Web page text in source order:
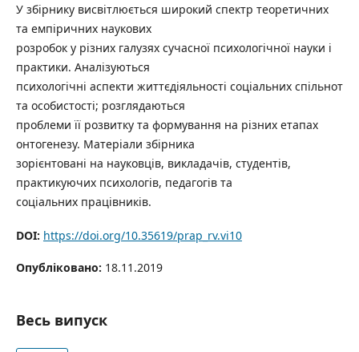
У збірнику висвітлюється широкий спектр теоретичних
та емпіричних наукових
розробок у різних галузях сучасної психологічної науки і
практики. Аналізуються
психологічні аспекти життєдіяльності соціальних спільнот
та особистості; розглядаються
проблеми її розвитку та формування на різних етапах
онтогенезу. Матеріали збірника
зорієнтовані на науковців, викладачів, студентів,
практикуючих психологів, педагогів та
соціальних працівників.
DOI: https://doi.org/10.35619/prap_rv.vi10
Опубліковано: 18.11.2019
Весь випуск